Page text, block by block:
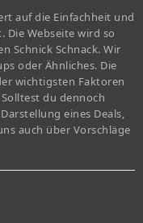
auf die Einfachheit und
Die Webseite wird so
Schnick Schnack. Wir
oder Ähnliches. Die
wichtigsten Faktoren
du dennoch
eines Deals,
auch über Vorschläge